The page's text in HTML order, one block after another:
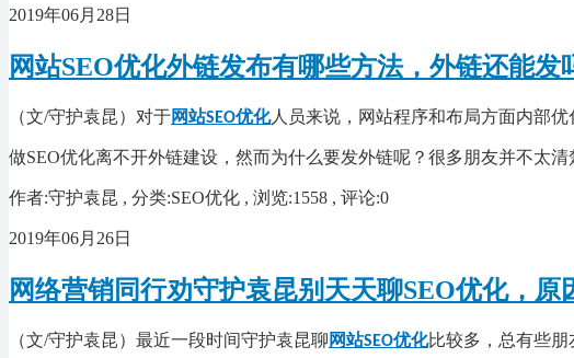
2019年06月28日
网站SEO优化外链发布有哪些方法，外链还能发
（文/守护袁昆）对于网站SEO优化人员来说，网站程序和布局方面内部
做SEO优化离不开外链建设，然而为什么要发外链呢？很多朋友并不太清
作者:守护袁昆 , 分类:SEO优化 , 浏览:1558 , 评论:0
2019年06月26日
网络营销同行劝守护袁昆别天天聊SEO优化，原
（文/守护袁昆）最近一段时间守护袁昆聊 网站SEO优化比较多，总有些